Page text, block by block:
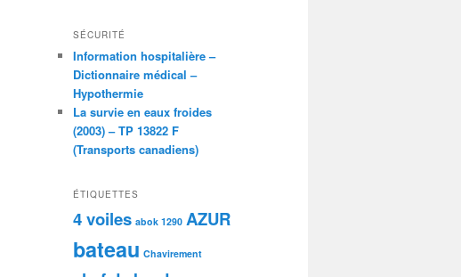
SÉCURITÉ
Information hospitalière –
Dictionnaire médical –
Hypothermie
La survie en eaux froides
(2003) – TP 13822 F
(Transports canadiens)
ÉTIQUETTES
4 voiles abok 1290 AZUR
bateau Chavirement